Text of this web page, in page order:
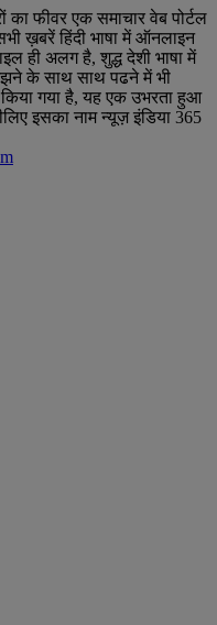
फीवर एक समाचार वेब पोर्टल
ख़बरें हिंदी भाषा में ऑनलाइन
ही अलग है, शुद्ध देशी भाषा में
के साथ साथ पढने में भी
गया है, यह एक उभरता हुआ
इसका नाम न्यूज़ इंडिया 365